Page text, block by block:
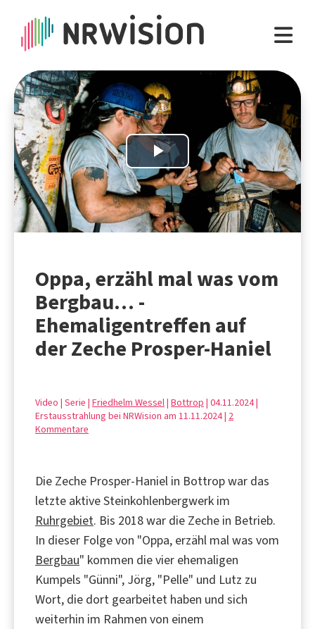
Play
Video
Oppa, erzähl mal was vom
Bergbau… -
Ehemaligentreffen auf
der Zeche Prosper-Haniel
Video | Serie | Friedhelm Wessel| Bottrop | 04.11.2024 |
Erstausstrahlung bei NRWision am 11.11.2024 | 2
Kommentare
Die Zeche Prosper-Haniel in Bottrop war das
letzte aktive Steinkohlenbergwerk im
Ruhrgebiet. Bis 2018 war die Zeche in Betrieb.
In dieser Folge von "Oppa, erzähl mal was vom
Bergbau" kommen die vier ehemaligen
Kumpels "Günni", Jörg, "Pelle" und Lutz zu
Wort, die dort gearbeitet haben und sich
weiterhin im Rahmen von einem